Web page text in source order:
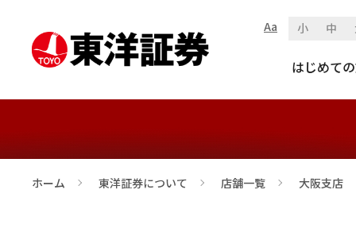
Aa 小 中
はじめて
大阪支店
ホーム >
東洋証券について >
店舗一覧 >
大阪支店